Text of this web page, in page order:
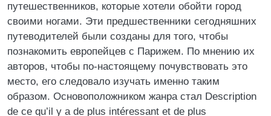
путешественников, которые хотели обойти город
своими ногами. Эти предшественники сегодняшних
путеводителей были созданы для того, чтобы
познакомить европейцев с Парижем. По мнению их
авторов, чтобы по-настоящему почувствовать это
место, его следовало изучать именно таким
образом. Основоположником жанра стал Description
de ce qu’il y a de plus intéressant et de plus